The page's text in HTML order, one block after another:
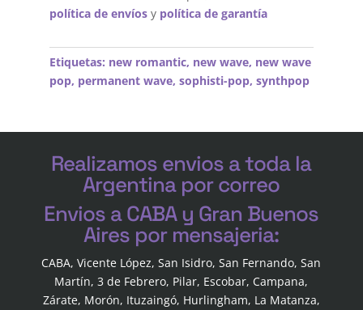
política de envíosy política de garantía
Etiquetas: new romantic, new wave, new wave
pop, permanent wave, sophisti-pop, synthpop
Realizamos envios a toda la
Argentina por correo
Envios a CABA y Gran Buenos
Aires por mensajeria:
CABA, Vicente López, San Isidro, San Fernando, San
Martín, 3 de Febrero, Pilar, Escobar, Campana,
Zárate, Morón, Ituzaingó, Hurlingham, La Matanza,